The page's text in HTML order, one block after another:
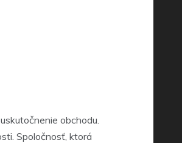
obchodu.
Spoločnosť, ktorá